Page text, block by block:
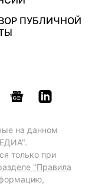
ПУБЛИЧНОЙ
на данном
только при
"Правила